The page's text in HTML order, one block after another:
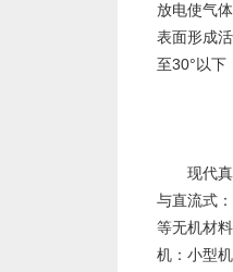
放电使气
表面形成
至30°以下
现代真空
与直流式
等无机材
机：小型